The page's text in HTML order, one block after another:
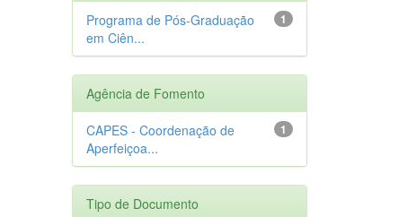
1
Programa de Pós-Graduação
em Ciên...
Agência de Fomento
1
CAPES - Coordenação de
Aperfeiçoa...
Tipo de Documento